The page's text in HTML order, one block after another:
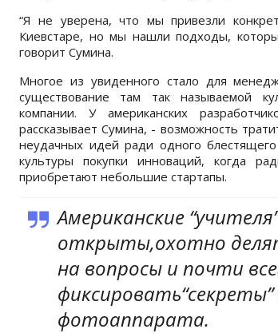
“Я не уверена, что мы привезли
Киевстаре, но мы нашли подходы,
говорит Сумина.
Многое из увиденного стало для
существование там так называемой
компании. У американских
рассказывает Сумина, - возможность
неудачных идей ради одного
культуры покупки инноваций, когда
приобретают небольшие стартапы.
Американские
открыты,охотно
на вопросы и почти
фотоаппарата.